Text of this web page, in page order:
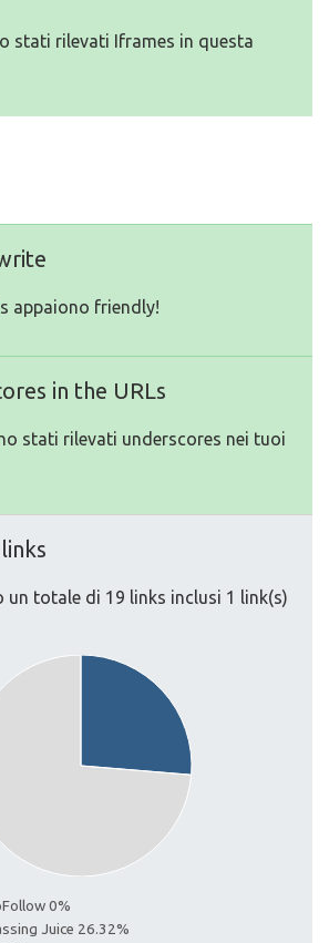
stati rilevati Iframes in questa
appaiono friendly!
in the URLs
stati rilevati underscores nei tuoi
totale di 19 links inclusi 1 link(s)
0%
Juice 26.32%